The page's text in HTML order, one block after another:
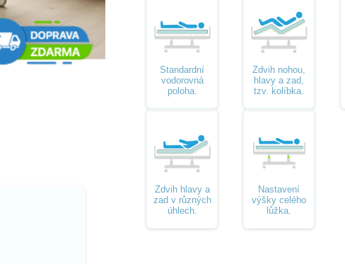
Standardní
vodorovná
poloha.
Zdvih nohou,
hlavy a zad,
tzv. kolíbka.
Zdvih hlavy a
zad v různých
úhlech.
Nastavení
výšky celého
lůžka.